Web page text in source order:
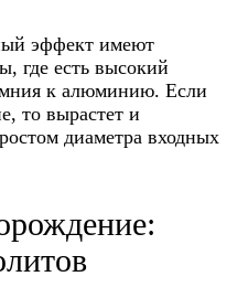
эффект имеют
где есть высокий
к алюминию. Если
то вырастет и
диаметра входных